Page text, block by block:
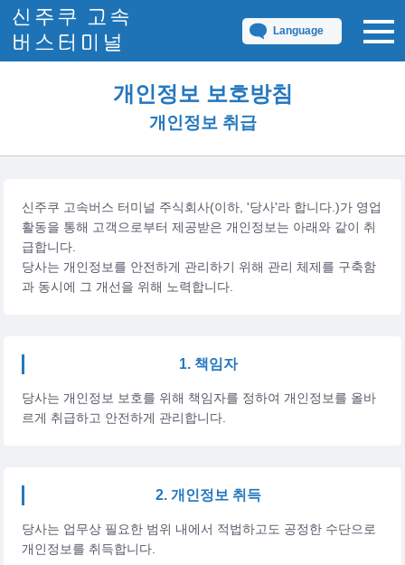
Language
개인정보 보호방침
개인정보 취급
신주쿠 고속버스 터미널 주식회사(이하, '당사'라 합니다.)가 영업
활동을 통해 고객으로부터 제공받은 개인정보는 아래와 같이 취
급합니다.
당사는 개인정보를 안전하게 관리하기 위해 관리 체제를 구축함
과 동시에 그 개선을 위해 노력합니다.
1. 책임자
당사는 개인정보 보호를 위해 책임자를 정하여 개인정보를 올바
르게 취급하고 안전하게 관리합니다.
2. 개인정보 취득
당사는 업무상 필요한 범위 내에서 적법하고도 공정한 수단으로
개인정보를 취득합니다.